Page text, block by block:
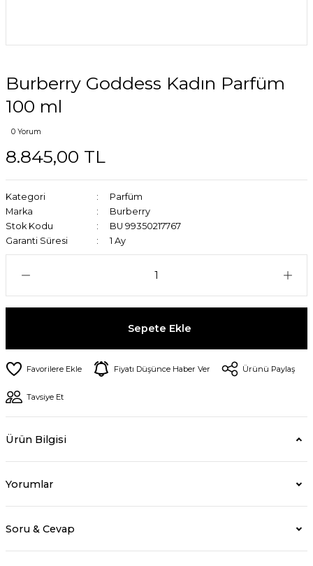
Burberry Goddess Kadın Parfüm
100 ml
0 Yorum
8.845,00 TL
Kategori
Parfüm
Marka
Burberry
Stok Kodu
BU 99350217767
Garanti Süresi
1 Ay
Sepete Ekle
Fiyatı Düşünce Haber Ver Ürünü Paylaş
Tavsiye Et
Ürün Bilgisi
Yorumlar
Soru & Cevap